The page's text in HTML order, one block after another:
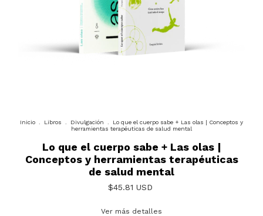
Inicio Libros Divulgación
Lo que el cuerpo sabe + Las olas | Conceptos y
herramientas terapéuticas de salud mental
Lo que el cuerpo sabe + Las olas |
Conceptos y herramientas terapéuticas
de salud mental
$45.81 USD
Ver más detalles